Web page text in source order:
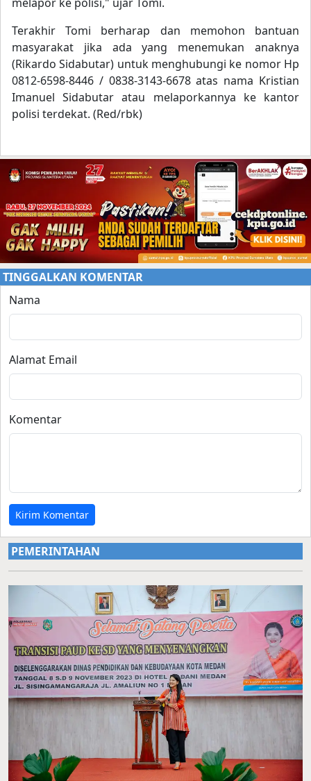
melapor ke polisi," ujar Tomi.
Terakhir Tomi berharap dan memohon bantuan
masyarakat jika ada yang menemukan anaknya
(Rikardo Sidabutar) untuk menghubungi ke nomor Hp
0812-6598-8446 / 0838-3143-6678 atas nama Kristian
Imanuel Sidabutar atau melaporkannya ke kantor
polisi terdekat. (Red/rbk)
TINGGALKAN KOMENTAR
Nama
Alamat Email
Komentar
Kirim Komentar
PEMERINTAHAN